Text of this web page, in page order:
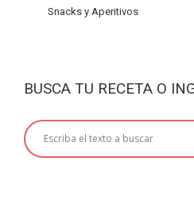
Snacks y Aperitivos
BUSCA TU RECETA O